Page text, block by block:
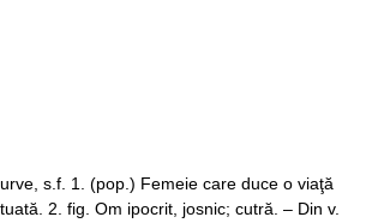
s.f. 1. (pop.) Femeie care duce o viaţă
2. fig. Om ipocrit, josnic; cutră. – Din v.